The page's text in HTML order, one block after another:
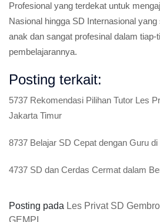
Profesional yang terdekat untuk
Nasional hingga SD Internasional
anak dan sangat profesinal dalam tiap-
pembelajarannya.
Posting terkait:
5737 Rekomendasi Pilihan Tutor Les
Jakarta Timur
8737 Belajar SD Cepat dengan Guru
4737 SD dan Cerdas Cermat dalam
Posting pada Les Privat SD
GEMPI